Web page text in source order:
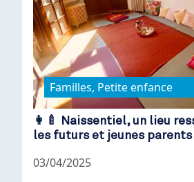
Familles, Petite enfance
👩‍🍼 Naissentiel, un lieu
les futurs et jeunes parents
03/04/2025